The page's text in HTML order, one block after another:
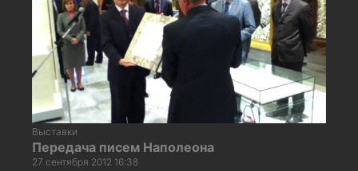
Выставки
Передача писем Наполеона
27 сентября 2012 16:38